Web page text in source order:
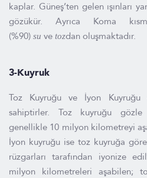
kaplar. Güneş’ten gelen ışınları
gözükür. Ayrıca Koma
(%90) su ve tozdan oluşmaktadır.
3-Kuyruk
Toz Kuyruğu ve İyon
sahiptirler. Toz kuyruğu
genellikle 10 milyon kilometreyi
İyon kuyruğu ise toz kuyruğa
rüzgarları tarafından iyonize
milyon kilometreleri aşabilen;